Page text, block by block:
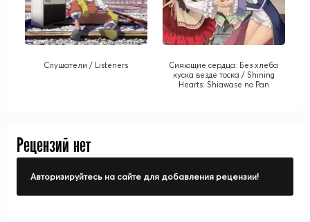
Слушатели / Listeners
Сияющие сердца: Без хлеба
куска везде тоска / Shining
Hearts: Shiawase no Pan
Рецензий нет
Авторизируйтесь на сайте для добавления рецензии!